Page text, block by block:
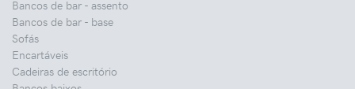
Bancos de bar - assento
Bancos de bar - base
Sofás
Encartáveis
Cadeiras de escritório